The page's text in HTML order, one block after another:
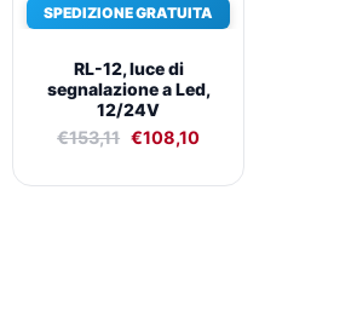
SPEDIZIONE GRATUITA
RL-12, luce di
segnalazione a Led,
12/24V
€153,11 €108,10